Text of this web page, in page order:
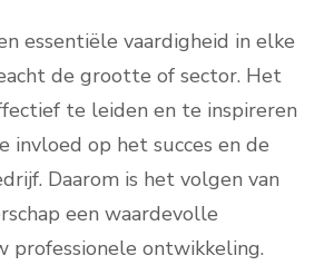
essentiële vaardigheid in elke
de grootte of sector. Het
te leiden en te inspireren
invloed op het succes en de
Daarom is het volgen van
een waardevolle
professionele ontwikkeling.